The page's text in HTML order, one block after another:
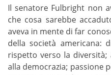
Il senatore Fulbright non
che cosa sarebbe
aveva in mente di far
della società americana:
rispetto verso la
alla democrazia; passione